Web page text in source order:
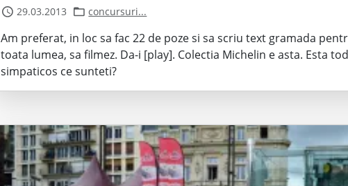
29.03.2013 concursuri...
Am preferat, in loc sa fac 22 de poze si sa scriu text gramada
toata lumea, sa filmez. Da-i [play]. Colectia Michelin e asta. Esta
simpaticos ce sunteti?